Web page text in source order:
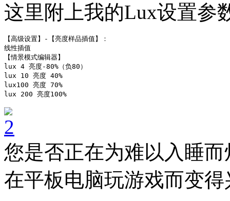
这里附上我的Lux设置参
【高级设置】-【亮度样品插值】：
线性插值
【情景模式编辑器】
lux 4 亮度-80%（负80）
lux 10 亮度 40%
lux100 亮度 70%
您是否正在为难以入睡
在平板电脑玩游戏而变